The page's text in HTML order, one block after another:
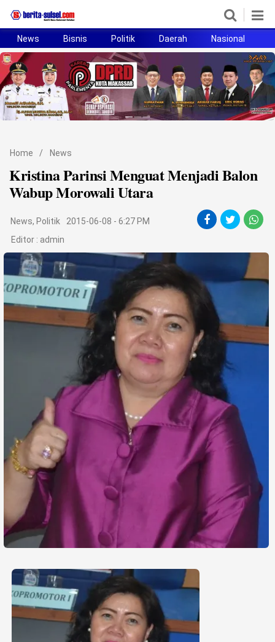
Home
News
Politik
Bisnis
Otomotif
Hukum
Sport
Life Style
Profil
Disclaimer
©
Copyright
2026
berita-
sulsel.com
.
News Bisnis Politik Daerah Nasional
Home / News
Kristina Parinsi Menguat Menjadi Balon
Wabup Morowali Utara
News, Politik
2015-06-08 - 6:27 PM
Editor : admin